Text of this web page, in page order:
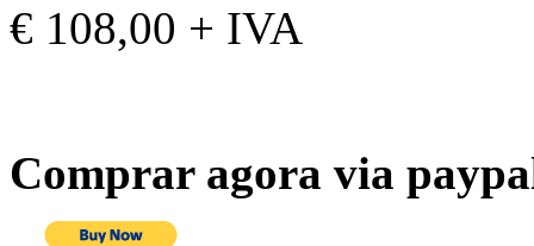
€ 108,00 + IVA
Comprar agora via